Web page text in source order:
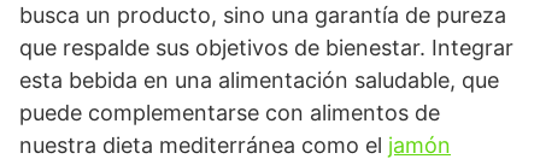
busca un producto, sino una garantía de pureza
que respalde sus objetivos de bienestar. Integrar
esta bebida en una alimentación saludable, que
puede complementarse con alimentos de
nuestra dieta mediterránea como el jamón